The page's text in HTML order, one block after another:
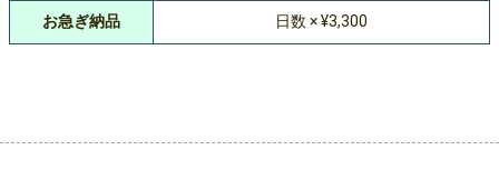
お急ぎ納品 日数 × ¥3,300